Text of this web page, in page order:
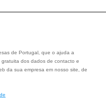
de Portugal, que o ajuda a
dos dados de contacto e
da sua empresa em nosso site, de